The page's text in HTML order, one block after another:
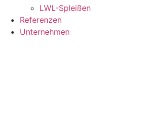
LWL-Spleißen
Referenzen
Unternehmen